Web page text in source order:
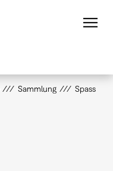
Sammlung Spass